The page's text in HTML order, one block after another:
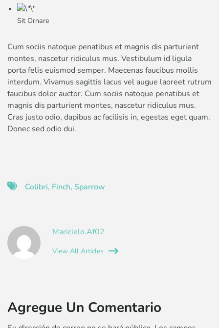
Sit Ornare
Cum sociis natoque penatibus et magnis dis parturient
montes, nascetur ridiculus mus. Vestibulum id ligula
porta felis euismod semper. Maecenas faucibus mollis
interdum. Vivamus sagittis lacus vel augue laoreet rutrum
faucibus dolor auctor. Cum sociis natoque penatibus et
magnis dis parturient montes, nascetur ridiculus mus.
Cras justo odio, dapibus ac facilisis in, egestas eget quam.
Donec sed odio dui.
Colibri, Finch, Sparrow
Maricielo.af02
View All Articles
Agregue Un Comentario